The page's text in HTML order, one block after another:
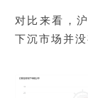
对比来看，
下沉市场并没